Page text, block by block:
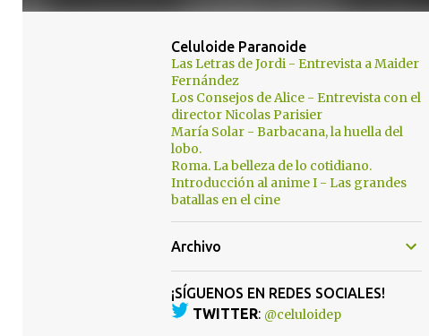
Celuloide Paranoide
Las Letras de Jordi - Entrevista a Maider
Fernández
Los Consejos de Alice - Entrevista con el
director Nicolas Parisier
María Solar - Barbacana, la huella del
lobo.
Roma. La belleza de lo cotidiano.
Introducción al anime I - Las grandes
batallas en el cine
Archivo
¡SÍGUENOS EN REDES SOCIALES!
TWITTER: @celuloidep